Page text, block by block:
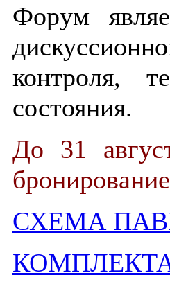
Форум
контроля,
состояния.
До 31
СХЕМА